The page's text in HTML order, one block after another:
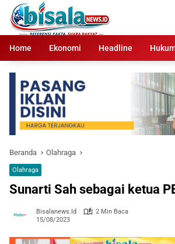
Langsung
konten
Home
Ekonomi Headline
Beranda Olahraga
Olahraga
Sunarti Sah sebagai ketua
Bisalanews.id
2 Min Baca
15/08/2023